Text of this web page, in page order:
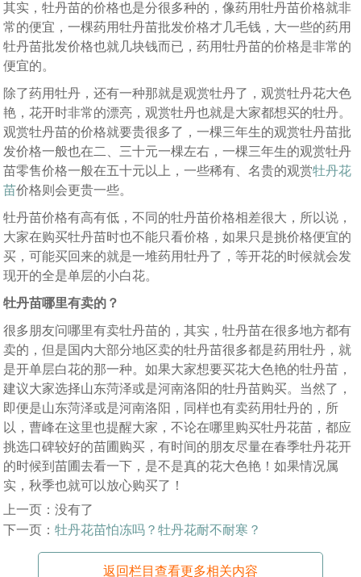
其实，牡丹苗的价格也是分很多种的，像药用牡丹苗价格就非
常的便宜，一棵药用牡丹苗批发价格才几毛钱，大一些的药用
牡丹苗批发价格也就几块钱而已，药用牡丹苗的价格是非常的
便宜的。
除了药用牡丹，还有一种那就是观赏牡丹了，观赏牡丹花大色
艳，花开时非常的漂亮，观赏牡丹也就是大家都想买的牡丹。
观赏牡丹苗的价格就要贵很多了，一棵三年生的观赏牡丹苗批
发价格一般也在二、三十元一棵左右，一棵三年生的观赏牡丹
苗零售价格一般在五十元以上，一些稀有、名贵的观赏牡丹花
苗价格则会更贵一些。
牡丹苗价格有高有低，不同的牡丹苗价格相差很大，所以说，
大家在购买牡丹苗时也不能只看价格，如果只是挑价格便宜的
买，可能买回来的就是一堆药用牡丹了，等开花的时候就会发
现开的全是单层的小白花。
牡丹苗哪里有卖的？
很多朋友问哪里有卖牡丹苗的，其实，牡丹苗在很多地方都有
卖的，但是国内大部分地区卖的牡丹苗很多都是药用牡丹，就
是开单层白花的那一种。如果大家想要买花大色艳的牡丹苗，
建议大家选择山东菏泽或是河南洛阳的牡丹苗购买。当然了，
即便是山东菏泽或是河南洛阳，同样也有卖药用牡丹的，所
以，曹峰在这里也提醒大家，不论在哪里购买牡丹花苗，都应
挑选口碑较好的苗圃购买，有时间的朋友尽量在春季牡丹花开
的时候到苗圃去看一下，是不是真的花大色艳！如果情况属
实，秋季也就可以放心购买了！
上一页：没有了
下一页：牡丹花苗怕冻吗？牡丹花耐不耐寒？
返回栏目查看更多相关内容